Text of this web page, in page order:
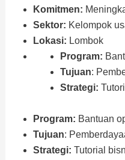
Komitmen:
Sektor: Kelompok
Lokasi: Lombok
Program:
Tujuan:
Strategi:
Program: Bantuan
Tujuan:
Strategi: Tutorial